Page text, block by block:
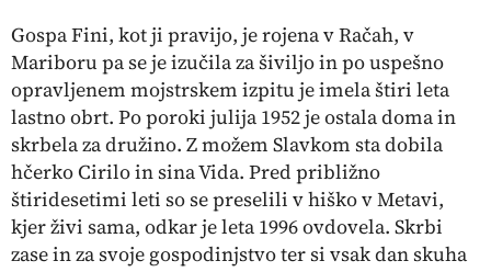
Gospa Fini, kot ji pravijo, je rojena v Račah, v
Mariboru pa se je izučila za šiviljo in po uspešno
opravljenem mojstrskem izpitu je imela štiri leta
lastno obrt. Po poroki julija 1952 je ostala doma in
skrbela za družino. Z možem Slavkom sta dobila
hčerko Cirilo in sina Vida. Pred približno
štiridesetimi leti so se preselili v hiško v Metavi,
kjer živi sama, odkar je leta 1996 ovdovela. Skrbi
zase in za svoje gospodinjstvo ter si vsak dan skuha